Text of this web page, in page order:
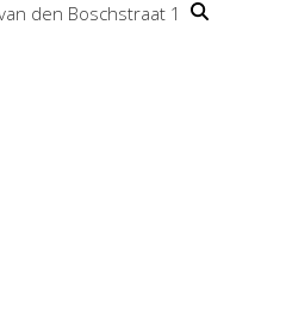
den Boschstraat 1